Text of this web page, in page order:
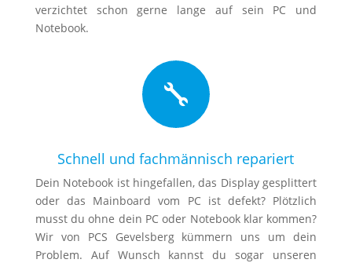
verzichtet schon gerne lange auf sein PC und
Notebook.

Schnell und fachmännisch repariert
Dein Notebook ist hingefallen, das Display gesplittert
oder das Mainboard vom PC ist defekt? Plötzlich
musst du ohne dein PC oder Notebook klar kommen?
Wir von PCS Gevelsberg kümmern uns um dein
Problem. Auf Wunsch kannst du sogar unseren